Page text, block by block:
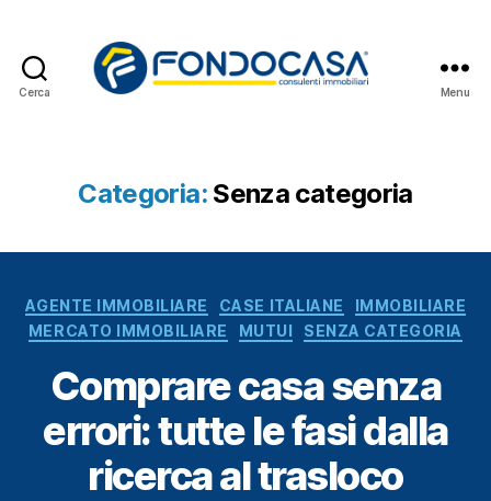
Cerca Menu
Categoria: Senza categoria
Categorie
AGENTE IMMOBILIARE CASE ITALIANE
IMMOBILIARE
MERCATO IMMOBILIARE
MUTUI SENZA CATEGORIA
Comprare casa senza
errori: tutte le fasi dalla
ricerca al trasloco